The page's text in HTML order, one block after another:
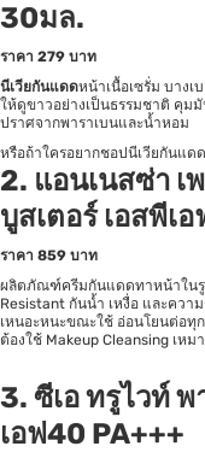
30มล.
ราคา 279 บาท
นีเวียกันแดดหน้าเนื้อเซรั่ม บาง
ให้ดูขาวอย่างเป็นธรรมชาติ คุม
ปราศจากพาราเบนและน้ำหอม
หรือถ้าใครอยากชอปนีเวียกันแดด
2. แอนเนสซ่า เ
บูสเตอร์ เอสพีเ
ราคา 859 บาท
ผลิตภัณฑ์ครีมกันแดดทาหน้าในรู
Resistant กันน้ำ เหงื่อ และควา
เหนอะหนะขณะใช้ อ่อนโยนต่อทุ
ต้องใช้ Makeup Cleansing เห
3. ซีเอ ทรูไวท์ พ
เอฟ40 PA+++